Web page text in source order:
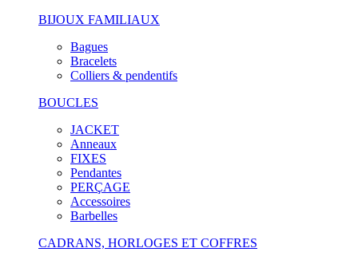
BIJOUX FAMILIAUX
Bagues
Bracelets
Colliers & pendentifs
BOUCLES
JACKET
Anneaux
FIXES
Pendantes
PERÇAGE
Accessoires
Barbelles
CADRANS, HORLOGES ET COFFRES